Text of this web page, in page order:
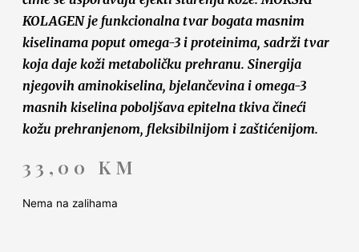
KOLAGEN je funkcionalna tvar bogata masnim
kiselinama poput omega-3 i proteinima, sadrži tvar
koja daje koži metaboličku prehranu. Sinergija
njegovih aminokiselina, bjelančevina i omega-3
masnih kiselina poboljšava epitelna tkiva čineći
kožu prehranjenom, fleksibilnijom i zaštićenijom.
33,00 KM
Nema na zalihama